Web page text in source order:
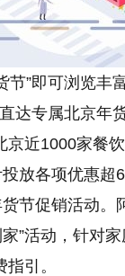
节”即可浏览丰
达专属北京
近1000家餐
放各项优惠超
节促销活动
”活动，针对
引。